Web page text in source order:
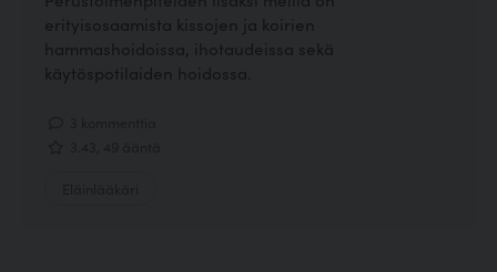
erityisosaamista kissojen ja koirien
hammashoidoissa, ihotaudeissa sekä
käytöspotilaiden hoidossa.